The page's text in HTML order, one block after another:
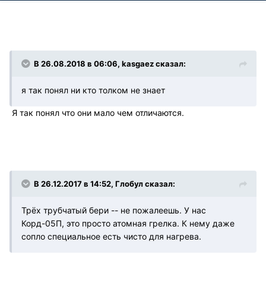
В 26.08.2018 в 06:06, kasgaez сказал:
я так понял ни кто толком не знает
Я так понял что они мало чем отличаются.
В 26.12.2017 в 14:52, Глобул сказал:
Трёх трубчатый бери -- не пожалеешь. У нас
Корд-05П, это просто атомная грелка. К нему даже
сопло специальное есть чисто для нагрева.